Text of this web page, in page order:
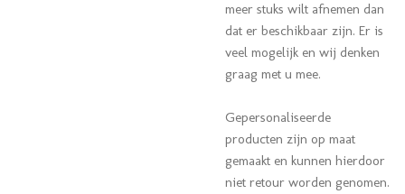
meer stuks wilt afnemen dan
dat er beschikbaar zijn. Er is
veel mogelijk en wij denken
graag met u mee.
Gepersonaliseerde
producten zijn op maat
gemaakt en kunnen hierdoor
niet retour worden genomen.